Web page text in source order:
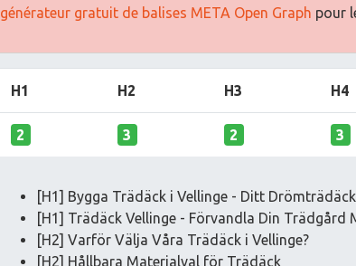
générateur gratuit de balises META Open Graph pour
H1 H2 H3 H4
2 3 2 3
[H1] Bygga Trädäck i Vellinge - Ditt
[H1] Trädäck Vellinge - Förvandla Din Trädgård
[H2] Varför Välja Våra Trädäck i Vellinge?
[H2] Hållbara Materialval för Trädäck